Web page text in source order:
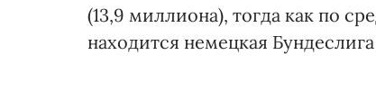
(13,9 миллиона), тогда как по
находится немецкая